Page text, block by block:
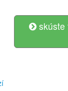
skúste